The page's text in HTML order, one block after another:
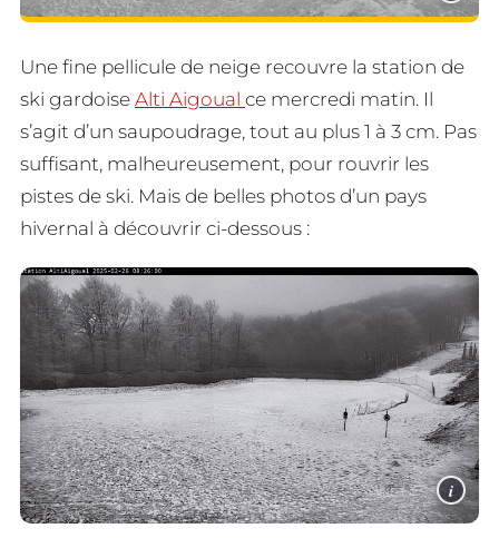
Une fine pellicule de neige recouvre la station de
ski gardoise Alti Aigoual ce mercredi matin. Il
s’agit d’un saupoudrage, tout au plus 1 à 3 cm. Pas
suffisant, malheureusement, pour rouvrir les
pistes de ski. Mais de belles photos d’un pays
hivernal à découvrir ci-dessous :
i